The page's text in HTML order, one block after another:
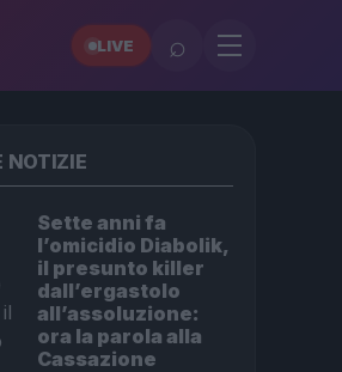
LIVE ⌕
NOTIZIE
Sette anni fa
l’omicidio Diabolik,
il presunto killer
dall’ergastolo
all’assoluzione:
ora la parola alla
Cassazione